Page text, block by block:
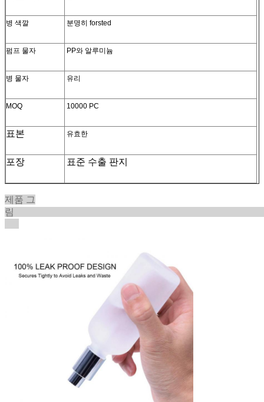
병 색깔 분명히 forsted
펌프 물자 PP와 알루미늄
병 물자 유리
MOQ 10000 PC
표본 유효한
포장 표준 수출 판지
제품 그